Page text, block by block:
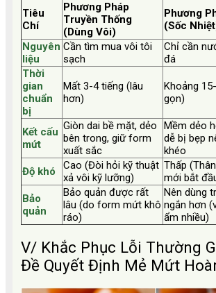
Tiêu
Chí
Phương Pháp
Truyền Thống
(Dùng Vôi)
Phương
(Sốc
Nguyên
liệu
Cần tìm mua vôi tôi
sạch
Chỉ cần
đá
Thời
gian
chuẩn
bị
Mất 3-4 tiếng (lâu
hơn)
Khoảng
gọn)
Kết cấu
mứt
Giòn dai bề mặt, dẻo
bên trong, giữ form
xuất sắc
Mềm dẻo
dễ bị bẹp
khéo
Độ khó
Cao (Đòi hỏi kỹ thuật
xả vôi kỹ lưỡng)
Thấp
mới bắt
Bảo
quản
Bảo quản được rất
lâu (do form mứt khô
ráo)
Nên dùng
ngắn hơn
ẩm nhiều)
V/ Khắc Phục Lỗi Thường
Đề Quyết Định Mẻ Mứt